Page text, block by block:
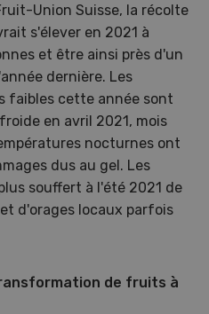
Union Suisse, la récolte
s'élever en 2021 à
et être ainsi près d'un
dernière. Les
faibles cette année sont
en avril 2021, mois
nocturnes ont
dus au gel. Les
souffert à l'été 2021 de
d'orages locaux parfois
de fruits à